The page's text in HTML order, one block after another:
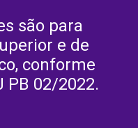
são para
e de
conforme
PB 02/2022.